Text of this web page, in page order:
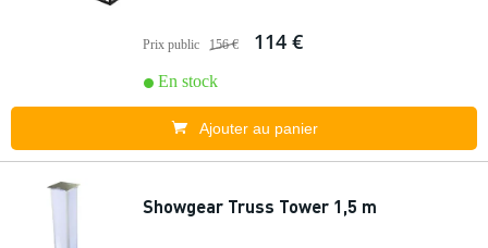
Prix public 156 € 114 €
En stock
Ajouter au panier
Showgear Truss Tower 1,5 m